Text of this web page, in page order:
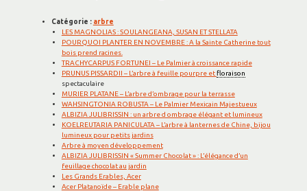
Catégorie : arbre
LES MAGNOLIAS : SOULANGEANA, SUSAN ET STELLATA
POURQUOI PLANTER EN NOVEMBRE : A la Sainte Catherine tout
bois prend racines.
TRACHYCARPUS FORTUNEI – Le Palmier à croissance rapide
PRUNUS PISSARDII – L’arbre à feuille pourpre etfloraison
spectaculaire
MURIER PLATANE – L’arbre d’ombrage pour la terrasse
WAHSINGTONIA ROBUSTA – Le Palmier Mexicain Majestueux
ALBIZIA JULIBRISSIN : un arbre d ombrage élégant et lumineux
KOELREUTARIA PANICULATA – L’arbre à lanternes de Chine, bijou
lumineux pour petits jardins
Arbre à moyen développement
ALBIZIA JULIBRISSIN « Summer Chocolat » : L’élégance d’un
feuillage chocolat au jardin
Les Grands Erables, Acer
Acer Platanoïde – Erable plane